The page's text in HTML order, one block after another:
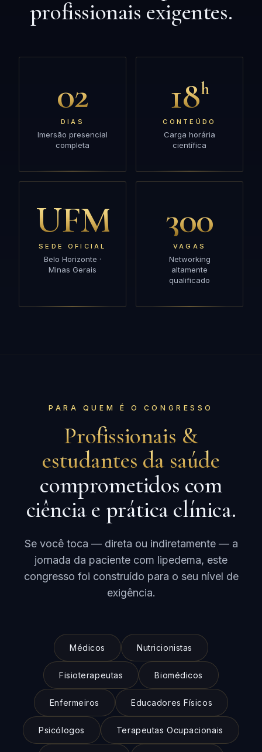
profissionais exigentes.
02
DIAS
Imersão presencial
completa
18h
CONTEÚDO
Carga horária
científica
UFMG
SEDE OFICIAL
Belo Horizonte ·
Minas Gerais
300
VAGAS
Networking
altamente
qualificado
PARA QUEM É O CONGRESSO
Profissionais &
estudantes da saúde
comprometidos com
ciência e prática clínica.
Se você toca — direta ou indiretamente — a
jornada da paciente com lipedema, este
congresso foi construído para o seu nível de
exigência.
Médicos Nutricionistas
Fisioterapeutas Biomédicos
Enfermeiros Educadores Físicos
Psicólogos Terapeutas Ocupacionais